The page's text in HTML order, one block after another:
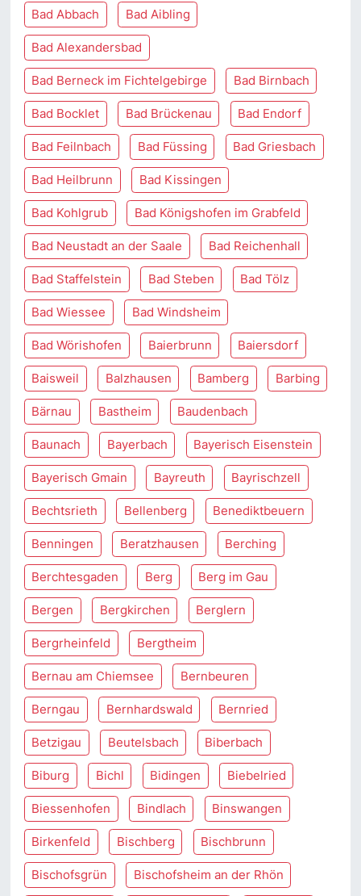
Bad Abbach Bad Aibling
Bad Alexandersbad
Bad Berneck im Fichtelgebirge Bad Birnbach
Bad Bocklet Bad Brückenau Bad Endorf
Bad Feilnbach Bad Füssing Bad Griesbach
Bad Heilbrunn Bad Kissingen
Bad Kohlgrub Bad Königshofen im Grabfeld
Bad Neustadt an der Saale Bad Reichenhall
Bad Staffelstein Bad Steben Bad Tölz
Bad Wiessee Bad Windsheim
Bad Wörishofen Baierbrunn Baiersdorf
Baisweil Balzhausen Bamberg Barbing
Bärnau Bastheim Baudenbach
Baunach Bayerbach Bayerisch Eisenstein
Bayerisch Gmain Bayreuth Bayrischzell
Bechtsrieth Bellenberg Benediktbeuern
Benningen Beratzhausen Berching
Berchtesgaden Berg Berg im Gau
Bergen Bergkirchen Berglern
Bergrheinfeld Bergtheim
Bernau am Chiemsee Bernbeuren
Berngau Bernhardswald Bernried
Betzigau Beutelsbach Biberbach
Biburg Bichl Bidingen Biebelried
Biessenhofen Bindlach Binswangen
Birkenfeld Bischberg Bischbrunn
Bischofsgrün Bischofsheim an der Rhön